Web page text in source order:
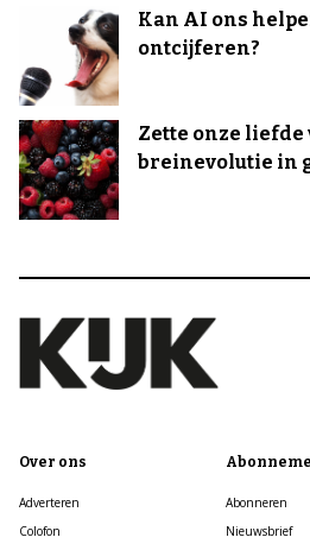
Kan AI ons
ontcijferen?
Zette onze
breinevolutie in
Over ons
Adverteren
Colofon
Abonneren
Nieuwsbrief